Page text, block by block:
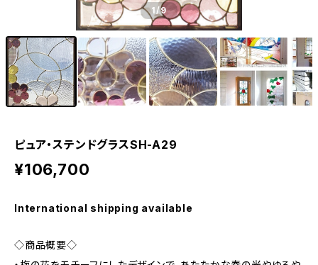
1/9
ピュア・ステンドグラスSH-A29
¥106,700
International shipping available
◇商品概要◇